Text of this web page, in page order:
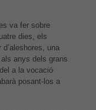
va fer sobre
dies, els
una
anys dels grans
a la vocació
posant-los a